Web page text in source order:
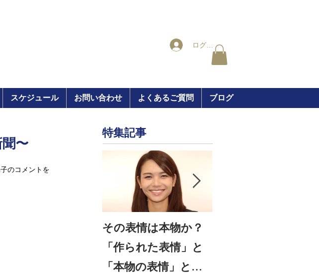
スケジュール お問い合わせ よくあるご質問 ブログ
ログイン
〜
のコメントを
特集記事
その表情は本物か？
「作られた表情」と
「本物の表情」との